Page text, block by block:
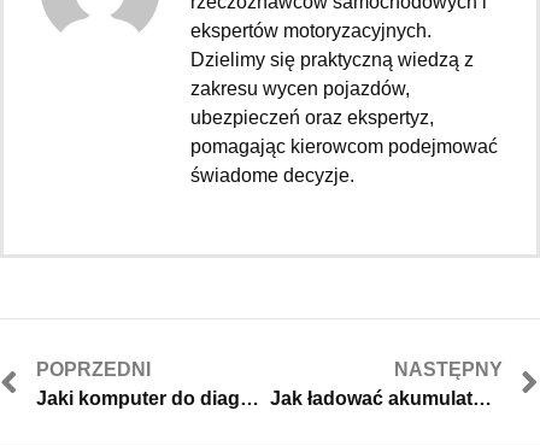
ekspertów motoryzacyjnych.
Dzielimy się praktyczną wiedzą z
zakresu wycen pojazdów,
ubezpieczeń oraz ekspertyz,
pomagając kierowcom podejmować
świadome decyzje.
POPRZEDNI
Jaki komputer do diagnostyki samochodowej?
NASTĘPNY
Jak ładować akumulatory połączone szeregowo?